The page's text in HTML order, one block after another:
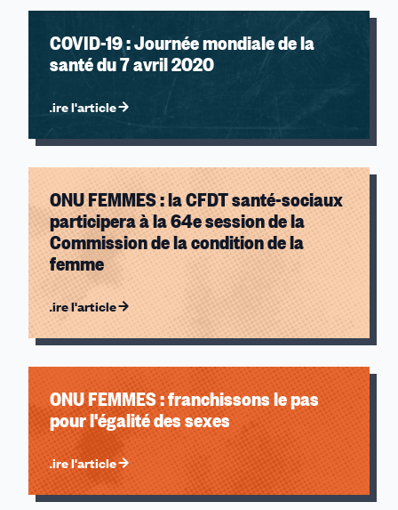
COVID-19 : Journée mondiale de la
santé du 7 avril 2020
Lire l'article
ONU FEMMES : la CFDT santé-sociaux
participera à la 64e session de la
Commission de la condition de la
femme
Lire l'article
ONU FEMMES : franchissons le pas
pour l'égalité des sexes
Lire l'article